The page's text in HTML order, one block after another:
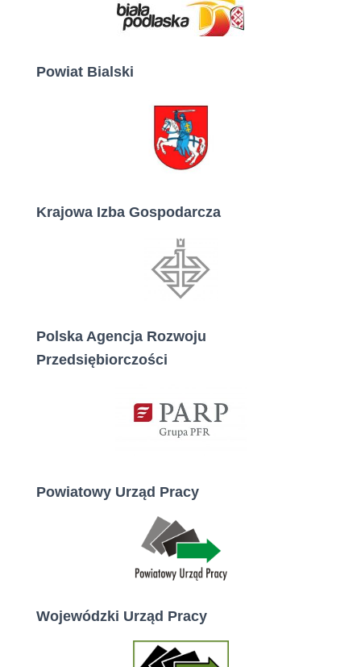
Powiat Bialski
Krajowa Izba Gospodarcza
Polska Agencja Rozwoju
Przedsiębiorczości
Powiatowy Urząd Pracy
Wojewódzki Urząd Pracy